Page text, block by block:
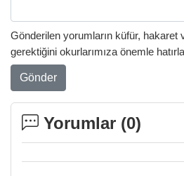
Gönderilen yorumların küfür,
gerektiğini okurlarımıza önemle
Gönder
Yorumlar (0)